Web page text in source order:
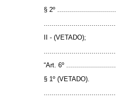
§ 2º
II - (VETADO);
“Art. 6º
§ 1º (VETADO).